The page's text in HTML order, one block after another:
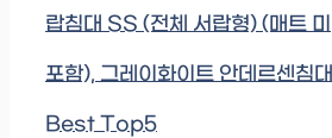
랍침대 SS (전체 서랍형) (매트 미
포함), 그레이화이트 안데르센침대
Best Top5